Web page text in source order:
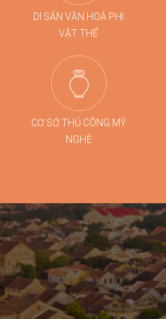
DI SẢN VĂN HOÁ PHI
VẬT THỂ
CƠ SỞ THỦ CÔNG MỸ
NGHỆ